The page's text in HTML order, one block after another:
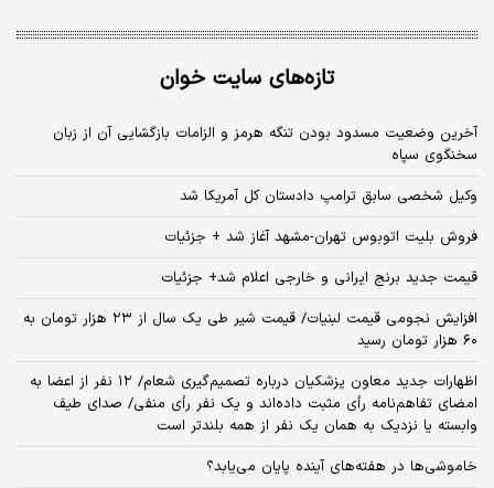
تازه‌های سایت خوان
آخرین وضعیت مسدود بودن تنگه هرمز و الزامات بازگشایی آن از زبان
سخنگوی سپاه
وکیل شخصی سابق ترامپ دادستان کل آمریکا شد
فروش بلیت اتوبوس تهران-مشهد آغاز شد + جزئیات
قیمت جدید برنج ایرانی و خارجی اعلام شد+ جزئیات
افزایش نجومی قیمت لبنیات/ قیمت شیر طی یک سال از ۲۳ هزار تومان به
۶۰ هزار تومان رسید
اظهارات جدید معاون پزشکیان درباره تصمیم‌گیری شعام/ ۱۲ نفر از اعضا به
امضای تفاهم‌نامه رأی مثبت داده‌اند و یک نفر رأی منفی/ صدای طیف
وابسته یا نزدیک به همان یک نفر از همه بلندتر است
خاموشی‌ها در هفته‌های آینده پایان می‌یابد؟